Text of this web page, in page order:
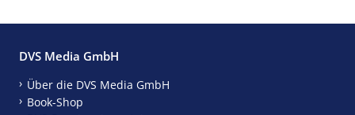
DVS Media GmbH
Über die DVS Media GmbH
Book-Shop